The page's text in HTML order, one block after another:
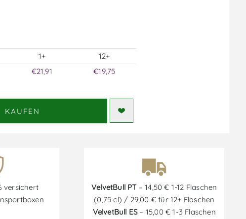
1+
12+
€21,91 €19,75
KAUFEN
versichert
VelvetBull PT – 14,50 € 1-12 Flaschen
(0,75 cl) / 29,00 € für 12+ Flaschen
VelvetBull ES– 15,00 € 1-3 Flaschen